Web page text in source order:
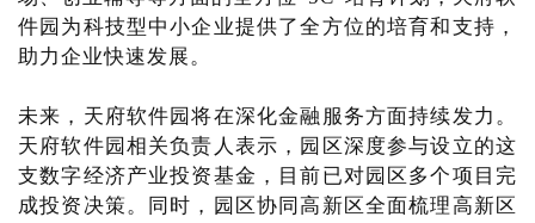
件园为科技型中小企业提供了全方位的培育和支持，
助力企业快速发展。
未来，天府软件园将在深化金融服务方面持续发力。
天府软件园相关负责人表示，园区深度参与设立的这
支数字经济产业投资基金，目前已对园区多个项目完
成投资决策。同时，园区协同高新区全面梳理高新区